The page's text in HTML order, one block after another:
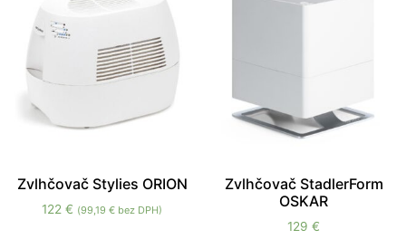
Zvlhčovač Stylies ORION
122€ (99,19€ bez DPH)
Zvlhčovač StadlerForm
OSKAR
129€
the website.
stránka
počas vašej
čo
najlepšie.